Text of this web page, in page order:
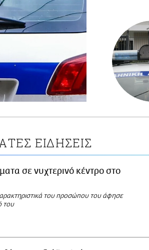
ΕΙΔΗΣΕΙΣ
σε νυχτερινό κέντρο στο
του προσώπου του άφησε
του